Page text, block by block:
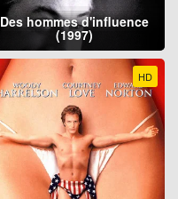
Des hommes d'influence
(1997)
HD